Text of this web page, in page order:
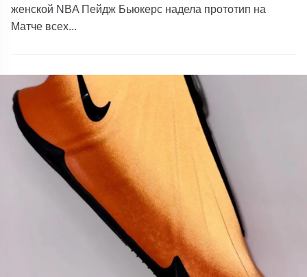
женской NBA Пейдж Бьюкерс надела прототип на
Матче всех...